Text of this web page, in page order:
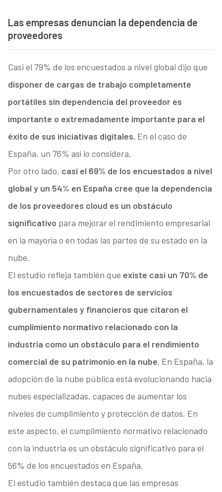
Las empresas denuncian la dependencia de
proveedores
Casi el 79% de los encuestados a nivel global dijo que
disponer de cargas de trabajo completamente
portátiles sin dependencia del proveedor es
importante o extremadamente importante para el
éxito de sus iniciativas digitales. En el caso de
España, un 76% así lo considera.
Por otro lado, casi el 69% de los encuestados a nivel
global y un 54% en España cree que la dependencia
de los proveedores cloud es un obstáculo
significativo para mejorar el rendimiento empresarial
en la mayoría o en todas las partes de su estado en la
nube.
El estudio refleja también que existe casi un 70% de
los encuestados de sectores de servicios
gubernamentales y financieros que citaron el
cumplimiento normativo relacionado con la
industria como un obstáculo para el rendimiento
comercial de su patrimonio en la nube. En España, la
adopción de la nube pública está evolucionando hacia
nubes especializadas, capaces de aumentar los
niveles de cumplimiento y protección de datos. En
este aspecto, el cumplimiento normativo relacionado
con la industria es un obstáculo significativo para el
56% de los encuestados en España.
El estudio también destaca que las empresas